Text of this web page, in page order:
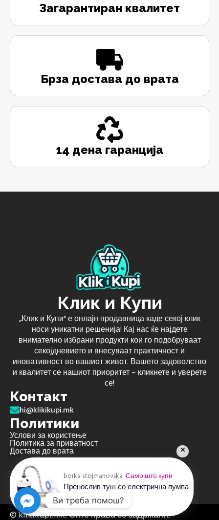
Загарантиран квалитет
Брза достава до врата
14 дена гаранција
Клик и Купи
„Клик и Купи“ е онлајн продавница каде секој клик
носи уникатни решенија! Кај нас ќе најдете
внимателно избрани продукти кои го подобруваат
секојдневието и внесуваат практичност и
иновативност во вашиот живот. Вашето задоволство
и квалитет се нашиот приоритет – кликнете и уверете
се!
Контакт
hi@klikikupi.mk
Политики
Услови за користење
Политика за приватност
Достава до врата
© klikikupi.mk. Сите права се задржани.
Ви треба помош?
borka stojmanovska Само што купи
Пренослив туш со електрична пумпа
пред 4 недели